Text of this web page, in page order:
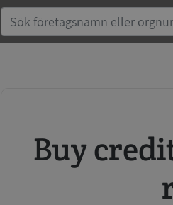
Buy credit report and annual